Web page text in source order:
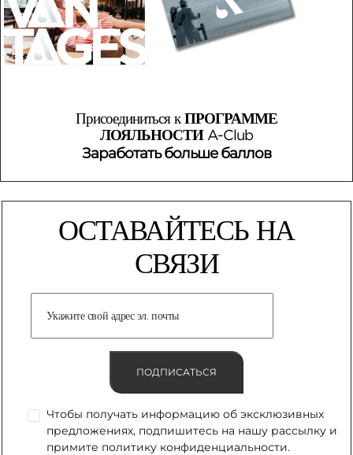
Присоединиться к
ПРОГРАММЕ
ЛОЯЛЬНОСТИ A-Club
Заработать больше баллов
ОСТАВАЙТЕСЬ НА
СВЯЗИ
ПОДПИСАТЬСЯ
Чтобы получать информацию об эксклюзивных
предложениях, подпишитесь на нашу рассылку и
примите политику конфиденциальности.